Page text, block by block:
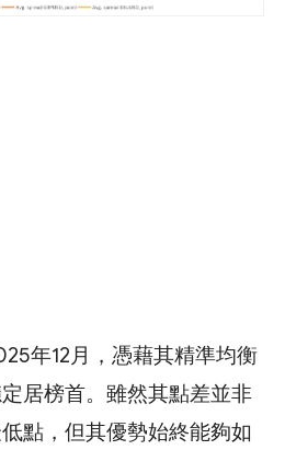
年12月，憑藉其精準均衡
居榜首。雖然其點差並非
點，但其優勢始終能夠如